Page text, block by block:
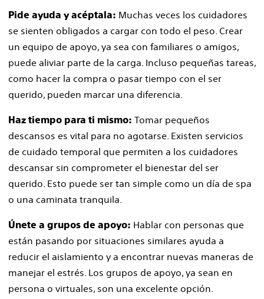
Pide ayuda y acéptala: Muchas veces los cuidadores
se sienten obligados a cargar con todo el peso. Crear
un equipo de apoyo, ya sea con familiares o amigos,
puede aliviar parte de la carga. Incluso pequeñas tareas,
como hacer la compra o pasar tiempo con el ser
querido, pueden marcar una diferencia.
Haz tiempo para ti mismo: Tomar pequeños
descansos es vital para no agotarse. Existen servicios
de cuidado temporal que permiten a los cuidadores
descansar sin comprometer el bienestar del ser
querido. Esto puede ser tan simple como un día de spa
o una caminata tranquila.
Únete a grupos de apoyo: Hablar con personas que
están pasando por situaciones similares ayuda a
reducir el aislamiento y a encontrar nuevas maneras de
manejar el estrés. Los grupos de apoyo, ya sean en
persona o virtuales, son una excelente opción.